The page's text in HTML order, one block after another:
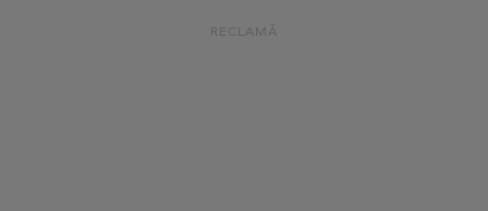
RECLAMĂ